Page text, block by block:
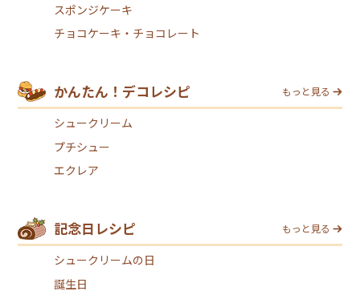
スポンジケーキ
チョコケーキ・チョコレート
かんたん！デコレシピ もっと見る
シュークリーム
プチシュー
エクレア
記念日レシピ もっと見る
シュークリームの日
誕生日